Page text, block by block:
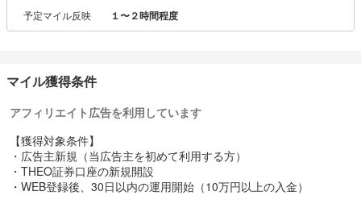
を提案し運用しています。
世界の約70の国、地域の20,000銘柄以上に分散投資。
ドできる！
約30種類のETF（上場投資信託）を目的別の3つの機能ポートフォリ
オに分類し、
一人ひとりの年齢や金融資産等に応じた最適なポートフォリオをご
予定マイル反映 １〜２時間程度
マイル獲得条件
アフィリエイト広告を利用しています
【獲得対象条件】
・広告主新規（当広告主を初めて利用する方）
・THEO証券口座の新規開設
・WEB登録後、30日以内の運用開始（10万円以上の入金）